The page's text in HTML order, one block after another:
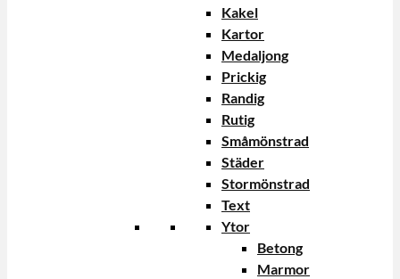
Kakel
Kartor
Medaljong
Prickig
Randig
Rutig
Småmönstrad
Städer
Stormönstrad
Text
Ytor
Betong
Marmor